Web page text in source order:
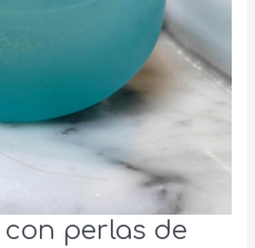
perlas de